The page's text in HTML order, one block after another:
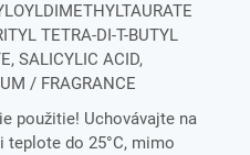
TETRA-DI-T-BUTYL
SALICYLIC ACID,
/ FRAGRANCE
použitie! Uchovávajte na
do 25°C, mimo